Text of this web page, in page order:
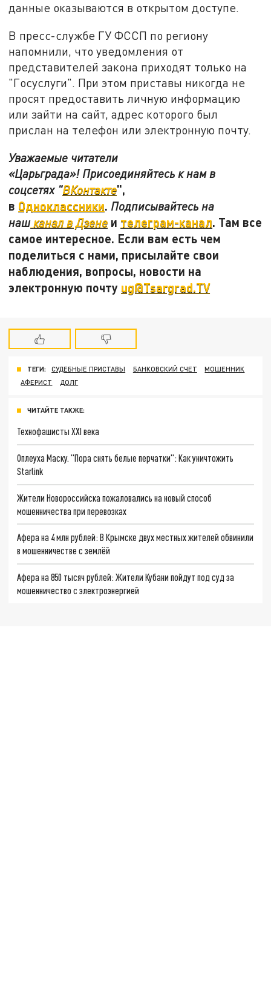
данные оказываются в открытом доступе.
В пресс-службе ГУ ФССП по региону
напомнили, что уведомления от
представителей закона приходят только на
"Госуслуги". При этом приставы никогда не
просят предоставить личную информацию
или зайти на сайт, адрес которого был
прислан на телефон или электронную почту.
Уважаемые читатели
«Царьграда»! Присоединяйтесь к нам в
соцсетях "ВКонтакте",
в Одноклассники. Подписывайтесь на
наш канал в Дзене и телеграм-канал. Там все
самое интересное. Если вам есть чем
поделиться с нами, присылайте свои
наблюдения, вопросы, новости на
электронную почту ug@Tsargrad.TV
ТЕГИ: СУДЕБНЫЕ ПРИСТАВЫ БАНКОВСКИЙ СЧЕТ
МОШЕННИК
АФЕРИСТ
ДОЛГ
ЧИТАЙТЕ ТАКЖЕ:
Технофашисты XXI века
Оплеуха Маску. "Пора снять белые перчатки": Как уничтожить
Starlink
Жители Новороссийска пожаловались на новый способ
мошенничества при перевозках
Афера на 4 млн рублей: В Крымске двух местных жителей обвинили
в мошенничестве с землёй
Афера на 850 тысяч рублей: Жители Кубани пойдут под суд за
мошенничество с электроэнергией